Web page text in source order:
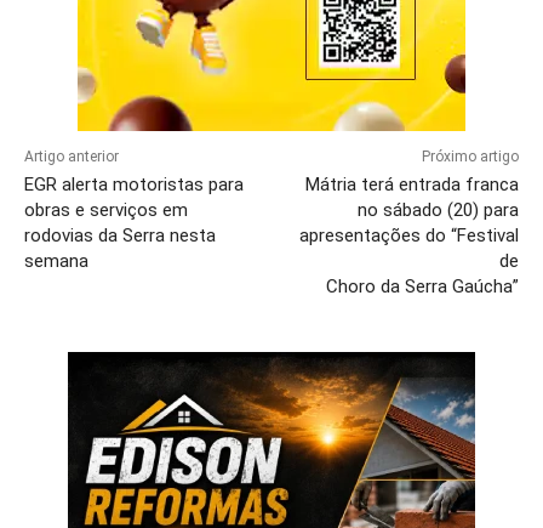
Artigo anterior
EGR alerta motoristas para
obras e serviços em
rodovias da Serra nesta
semana
Próximo artigo
Mátria terá entrada franca
no sábado (20) para
apresentações do “Festival
de
Choro da Serra Gaúcha”